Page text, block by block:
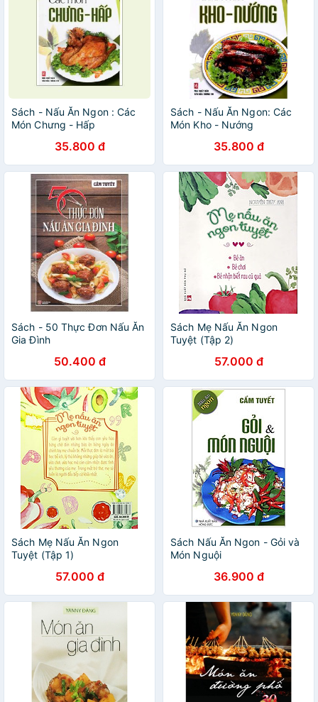
Sách - Nấu Ăn Ngon : Các
Món Chưng - Hấp
35.800 đ
Sách - Nấu Ăn Ngon: Các
Món Kho - Nướng
35.800 đ
Sách - 50 Thực Đơn Nấu Ăn
Gia Đình
50.400 đ
Sách Mẹ Nấu Ăn Ngon
Tuyệt (Tập 2)
57.000 đ
Sách Mẹ Nấu Ăn Ngon
Tuyệt (Tập 1)
57.000 đ
Sách Nấu Ăn Ngon - Gỏi và
Món Nguội
36.900 đ